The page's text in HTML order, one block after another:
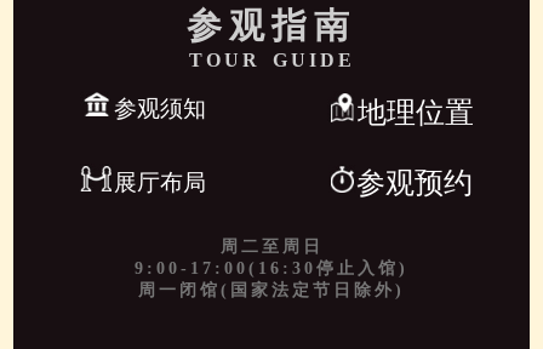
参观指南
TOUR GUIDE
参观须知 地理位置
展厅布局 参观预约
周二至周日
9:00-17:00(16:30停止入馆)
周一闭馆(国家法定节日除外)